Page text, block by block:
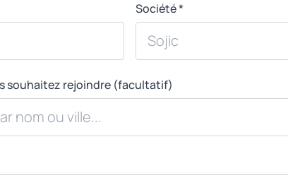
Société *
souhaitez rejoindre (facultatif)